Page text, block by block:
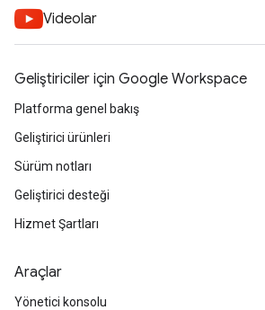
Videolar
Geliştiriciler için Google Workspace
Platforma genel bakış
Geliştirici ürünleri
Sürüm notları
Geliştirici desteği
Hizmet Şartları
Araçlar
Yönetici konsolu